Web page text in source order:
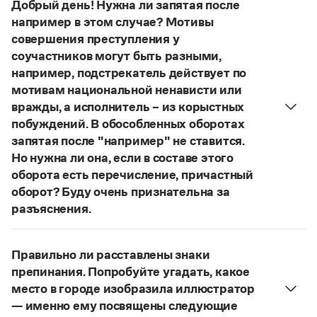
Словари русского языка как государственного
Справочники
Правила русской орфографии и пунктуации
Русский язык. Краткий теоретический курс
для школьников
Письмовник
Справочник по пунктуации
Словарь-справочник трудностей
Справочник по фразеологии
Азбучные истины
Словарь-справочник непростые слова
Журнал
Новости и события
Управление в русском языке
Словарь русских имён
Словарь методических терминов
Правила русской орфографии и пунктуации
(1956)
Добрый день! Нужна ли запятая после
например в этом случае? Мотивы
совершения преступления у
соучастников могут быть разными,
например, подстрекатель действует по
мотивам национальной ненависти или
вражды, а исполнитель – из корыстных
побуждений. В обособленных оборотах
запятая после "например" не ставится.
Но нужна ли она, если в составе этого
оборота есть перечисление, причастный
оборот? Буду очень признательна за
разъяснения.
В § 94«Правил русской орфографии и пунктуации»
слова и сочетания слов, стоящие на границе
частей сложного предложения и относящиеся к
следующему за ними предложению,
не отделяются от него запятой:Послышался
Правильно ли расставлены знаки
препинания. Попробуйте угадать, какое
место в городе изобразила иллюстратор
— именно ему посвящены следующие